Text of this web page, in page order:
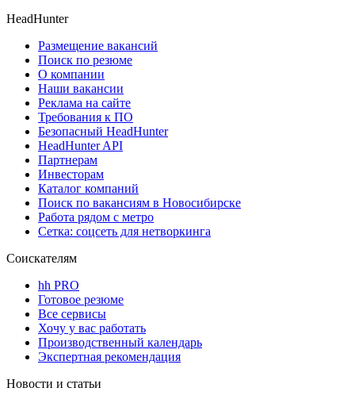
HeadHunter
Размещение вакансий
Поиск по резюме
О компании
Наши вакансии
Реклама на сайте
Требования к ПО
Безопасный HeadHunter
HeadHunter API
Партнерам
Инвесторам
Каталог компаний
Поиск по вакансиям в Новосибирске
Работа рядом с метро
Сетка: соцсеть для нетворкинга
Соискателям
hh PRO
Готовое резюме
Все сервисы
Хочу у вас работать
Производственный календарь
Экспертная рекомендация
Новости и статьи